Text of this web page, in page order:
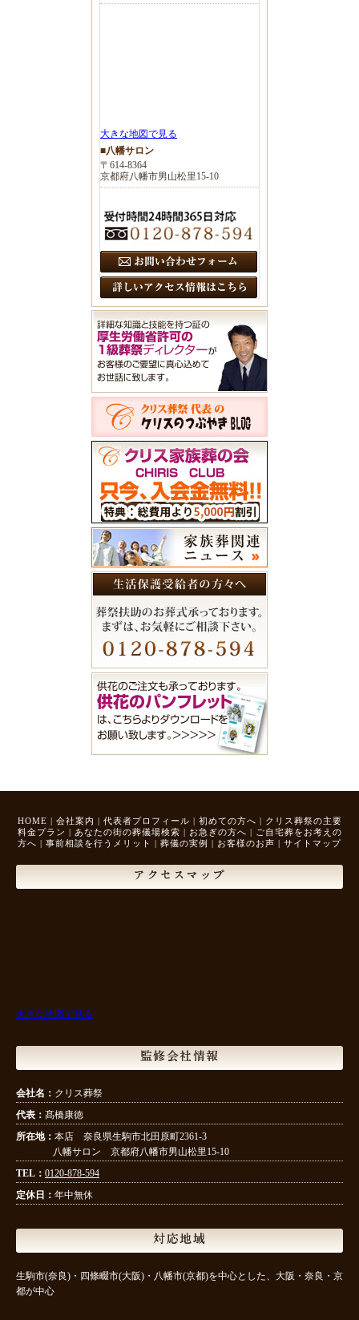
大きな地図で見る
■八幡サロン
〒614-8364
京都府八幡市男山松里15-10
HOME | 会社案内 | 代表者プロフィール | 初めての方へ | クリス葬祭の主要
料金プラン | あなたの街の葬儀場検索 | お急ぎの方へ | ご自宅葬をお考えの
方へ | 事前相談を行うメリット | 葬儀の実例 | お客様のお声 | サイトマップ
アクセスマップ
大きな地図で見る
監修会社情報
会社名： クリス葬祭
代表： 髙橋康徳
所在地： 本店 奈良県生駒市北田原町2361-3
八幡サロン 京都府八幡市男山松里15-10
TEL： 0120-878-594
定休日： 年中無休
対応地域
生駒市(奈良)・四條畷市(大阪)・八幡市(京都)を中心とした、大阪・奈良・京
都が中心